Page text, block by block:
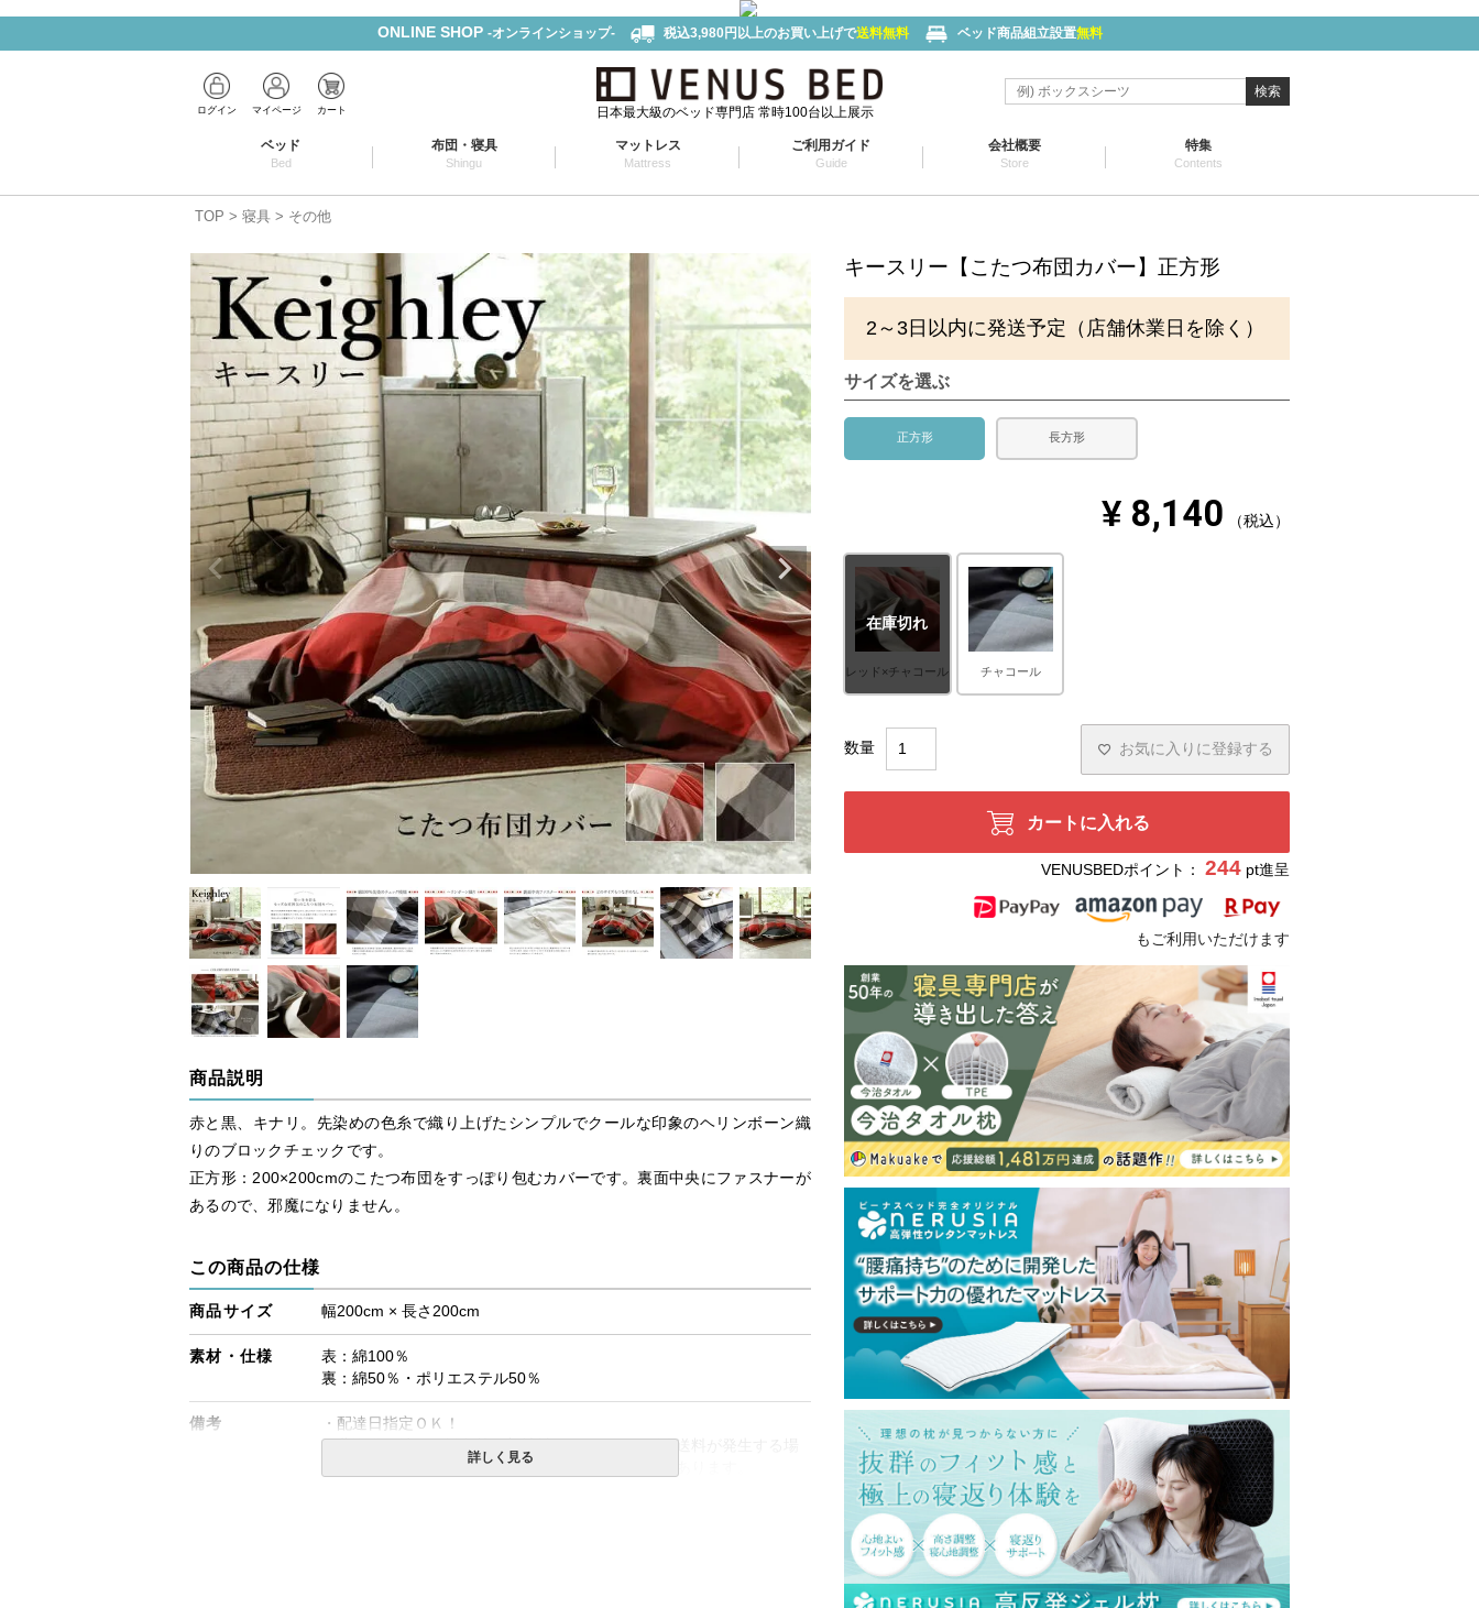
ONLINE SHOP -オンラインショップ- 税込3,980円以上のお買い上げで送料無料 ベッド商品組立設置無料
ログイン マイページ カート 日本最大級のベッド専門店 常時100台以上展示
検索
ベッド
Bed
布団・寝具
Shingu
マットレス
Mattress
ご利用ガイド
Guide
会社概要
Store
特集
Contents
TOP 寝具 その他
商品説明
赤と黒、キナリ。先染めの色糸で織り上げたシンプルでクールな印象のヘリンボーン織
りのブロックチェックです。
正方形：200×200cmのこたつ布団をすっぽり包むカバーです。裏面中央にファスナーが
あるので、邪魔になりません。
この商品の仕様
商品サイズ 幅200cm × 長さ200cm
素材・仕様
表：綿100％
裏：綿50％・ポリエステル50％
備考
・配達日指定ＯＫ！
※北海道・沖縄・離島等一部地域へのお届けは別途送料が発生する場
合がございます。また発送予定も変更になる場合があります。
詳しく見る
キースリー【こたつ布団カバー】正方形
2～3日以内に発送予定（店舗休業日を除く）
サイズを選ぶ
正方形 長方形
¥ 8,140 税込
レッド×チャコール
在庫切れ
チャコール
お気に入りに登録する
カートに入れる
VENUSBEDポイント： 244 pt進呈
もご利用いただけます